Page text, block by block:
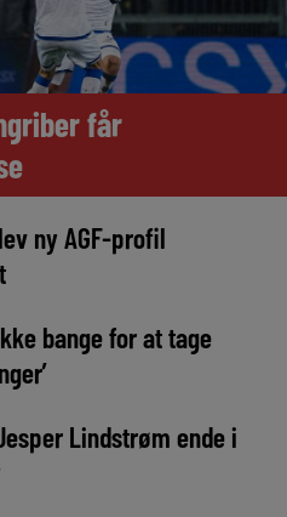
får
ny AGF-profil
bange for at tage
Lindstrøm ende i